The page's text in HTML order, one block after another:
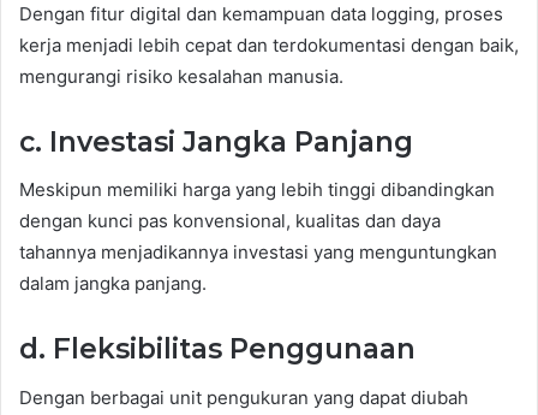
Dengan fitur digital dan kemampuan data logging, proses
kerja menjadi lebih cepat dan terdokumentasi dengan baik,
mengurangi risiko kesalahan manusia.
c. Investasi Jangka Panjang
Meskipun memiliki harga yang lebih tinggi dibandingkan
dengan kunci pas konvensional, kualitas dan daya
tahannya menjadikannya investasi yang menguntungkan
dalam jangka panjang.
d. Fleksibilitas Penggunaan
Dengan berbagai unit pengukuran yang dapat diubah